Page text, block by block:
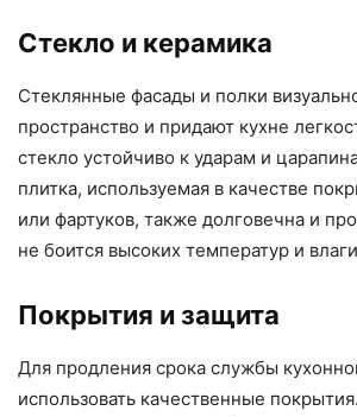
Стекло и керамика
Стеклянные фасады и полки
пространство и придают кухне
стекло устойчиво к ударам и
плитка, используемая в качестве
или фартуков, также долговечна и
не боится высоких температур и
Покрытия и защита
Для продления срока службы
использовать качественные